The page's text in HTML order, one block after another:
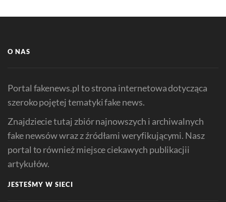
O NAS
Portal fakenews.pl to strona internetowa dotycząca
szeroko pojętej tematyki fake news.
Znajdziecie tutaj zbiór najnowszych i archiwalnych
fake newsów wraz z źródłami weryfikującymi. Nasz
portal to również miejsce ciekawych publikacjii
artykułów.
JESTEŚMY W SIECI